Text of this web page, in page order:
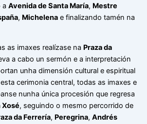
a Avenida de Santa María, Mestre
, Michelenae finalizando tamén na
as imaxes realízase na Praza da
a cabo un sermón e a interpretación
unha dimensión cultural e espiritual
cerimonia central, todas as imaxes e
nunha única procesión que regresa
Xosé, seguindo o mesmo percorrido de
da Ferrería, Peregrina, Andrés